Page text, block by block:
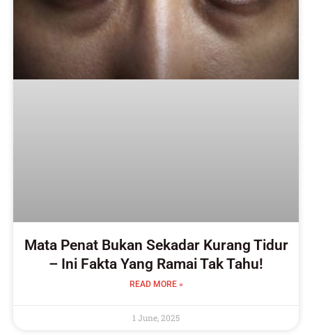
Mata Penat Bukan Sekadar Kurang Tidur
– Ini Fakta Yang Ramai Tak Tahu!
READ MORE »
1 June, 2025